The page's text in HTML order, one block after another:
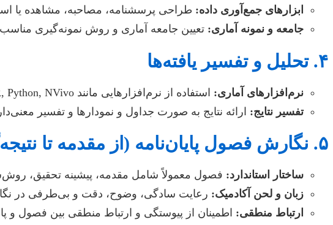
ابزارهای جمع‌آوری داده: طراحی پرسشنامه، مصاحبه، مشاهده یا
جامعه و نمونه آماری: تعیین جامعه آماری و روش نمونه‌گیری
۴. تحلیل و تفسیر یافته‌ها
نرم‌افزارهای آماری: استفاده از نرم‌افزارهایی مانند SPSS, R, Python, NVivo برای تحلیل داده‌ها.
تفسیر نتایج: ارائه نتایج به صورت جداول و نمودارها و تفسیر
۵. نگارش فصول پایان‌نامه (از مقدمه تا نتیجه‌گیری)
ساختار استاندارد: فصول معمولاً شامل مقدمه، پیشینه تحقیق،
زبان و لحن آکادمیک: رعایت سادگی، وضوح، دقت و بی‌طرفی در
ارتباط منطقی: اطمینان از پیوستگی و ارتباط منطقی بین فصول و